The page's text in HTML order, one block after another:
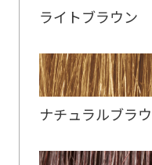
ライトブラウン
ナチュラルブラ